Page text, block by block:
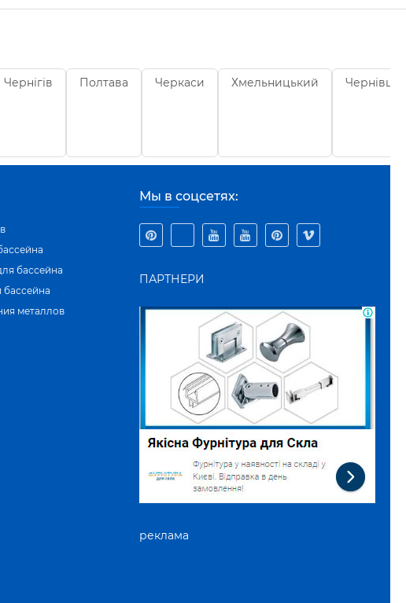
Чернігів Полтава Черкаси Хмельницький Чернівці
бассейна
бассейна
металлов
Мы в соцсетях:
ПАРТНЕРИ
реклама